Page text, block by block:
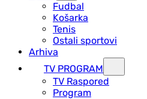
Fudbal
Košarka
Tenis
Ostali sportovi
Arhiva
TV PROGRAM
ТV Raspored
Program